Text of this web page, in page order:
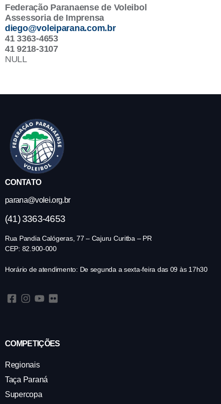
Federação Paranaense de Voleibol
Assessoria de Imprensa
diego@voleiparana.com.br
41 3363-4653
41 9218-3107
NULL
CONTATO
parana@volei.org.br
(41) 3363-4653
Rua Pandia Calógeras, 77 – Cajuru Curitba – PR
CEP: 82.900-000
Horário de atendimento: De segunda a sexta-feira das 09 às 17h30
COMPETIÇÕES
Regionais
Taça Paraná
Supercopa